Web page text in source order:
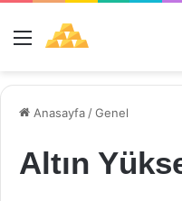
Menü
Anasayfa /Genel
Altın